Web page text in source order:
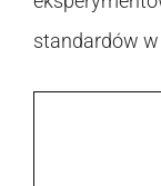
standardów